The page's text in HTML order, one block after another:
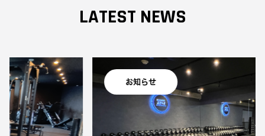
LATEST NEWS
お知らせ